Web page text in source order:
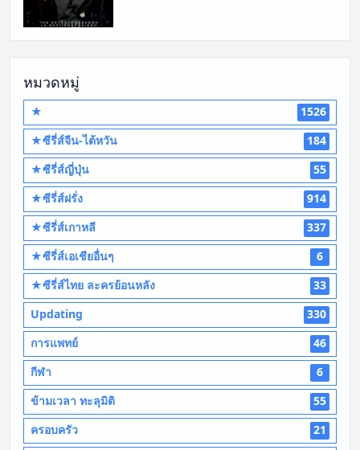
หมวดหมู่
★
1526
★ซีรี่ส์จีน-ไต้หวัน
184
★ซีรี่ส์ญี่ปุ่น
55
★ซีรี่ส์ฝรั่ง
914
★ซีรี่ส์เกาหลี
337
★ซีรี่ส์เอเชียอื่นๆ
6
★ซีรี่ส์ไทย ละครย้อนหลัง
33
Updating
330
การแพทย์
46
กีฬา
6
ข้ามเวลา ทะลุมิติ
55
ครอบครัว
21